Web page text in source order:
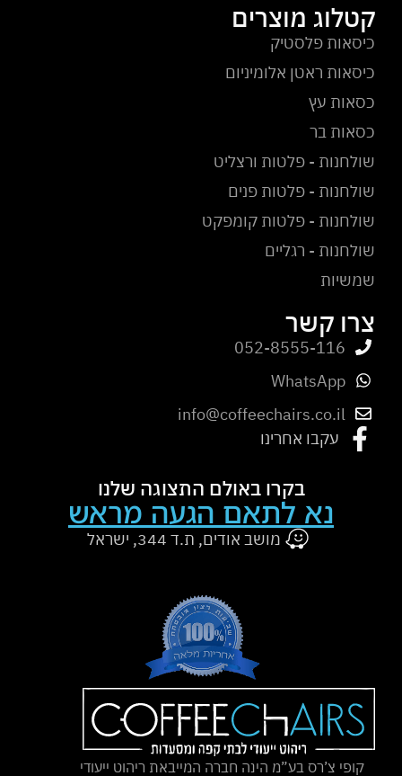
קופי צ’רס בע”מ הינה חברה המייבאת ריהוט ייעודי
קטלוג מוצרים
כיסאות פלסטיק
כיסאות ראטן אלומיניום
כסאות עץ
כסאות בר
שולחנות - פלטות ורצליט
שולחנות - פלטות פנים
שולחנות - פלטות קומפקט
שולחנות - רגליים
שמשיות
צרו קשר
052-8555-116
WhatsApp
info@coffeechairs.co.il
עקבו אחרינו
בקרו באולם התצוגה שלנו
נא לתאם הגעה מראש
מושב אודים, ת.ד 344, ישראל